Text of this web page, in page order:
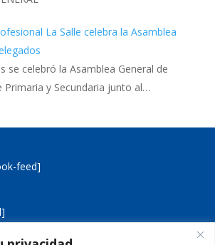
La Salle celebra la Asamblea
se celebró la Asamblea General de
Primaria y Secundaria junto al…
feed]